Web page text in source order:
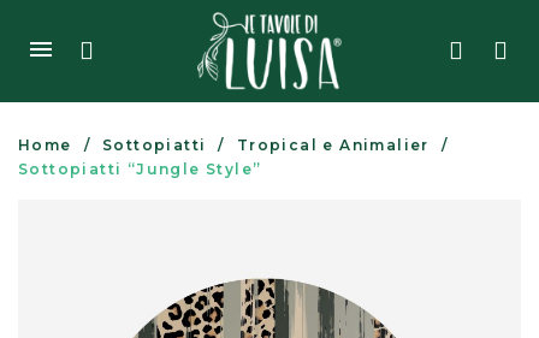
Home Sottopiatti
Tropical e Animalier
Sottopiatti “Jungle Style”